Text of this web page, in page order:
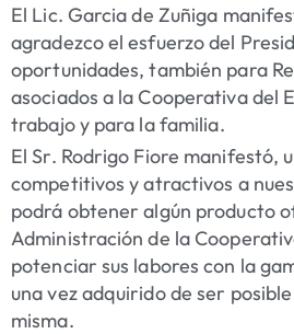
El Lic. Garcia de Zuñiga
agradezco el esfuerzo del
oportunidades, también para
asociados a la Cooperativa del
trabajo y para la familia.
El Sr. Rodrigo Fiore manifestó,
competitivos y atractivos a
podrá obtener algún producto
Administración de la
potenciar sus labores con la
una vez adquirido de ser
misma.